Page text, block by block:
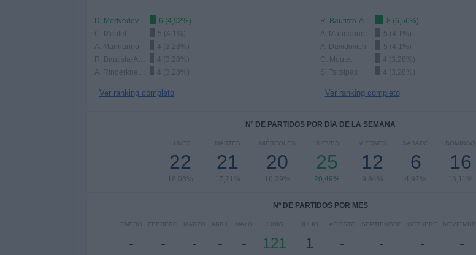
D. Medvedev
6 (4,92%)
C. Moutet
5 (4,1%)
A. Mannarino
4 (3,28%)
4 (3,28%)
4 (3,28%)
Ver ranking completo
R. Bautista-Agut
8 (6,56%)
A. Mannarino
5 (4,1%)
A. Davidovich
5 (4,1%)
C. Moutet
4 (3,28%)
S. Tsitsipas
4 (3,28%)
Ver ranking completo
Nº DE PARTIDOS POR DÍA DE LA SEMANA
LUNES
22
18,03%
MARTES
21
17,21%
MIÉRCOLES
20
16,39%
JUEVES
25
20,49%
VIERNES
12
9,84%
SÁBADO
6
4,92%
DOMINGO
16
13,11%
Nº DE PARTIDOS POR MES
ENERO
-
FEBRERO
-
MARZO
-
ABRIL
-
MAYO
-
JUNIO
121
JULIO
1
AGOSTO
-
SEPTIEMBRE
-
OCTUBRE
- -